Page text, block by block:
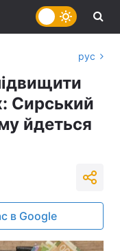
рус
Сирський
йдеться
в Google